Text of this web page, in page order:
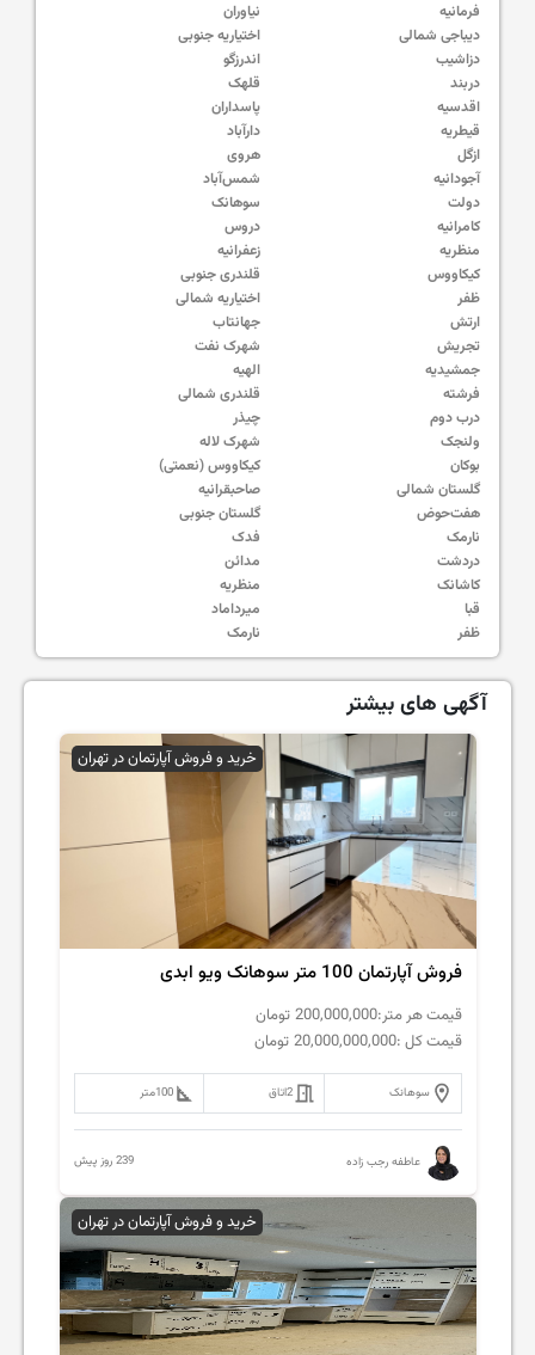
فرمانیه
نیاوران
دیباجی شمالی
اختیاریه جنوبی
دزاشیب
اندرزگو
دربند
قلهک
اقدسیه
پاسداران
قیطریه
دارآباد
ازگل
هروی
آجودانیه
شمس‌آباد
دولت
سوهانک
کامرانیه
دروس
منظریه
زعفرانیه
کیکاووس
قلندری جنوبی
ظفر
اختیاریه شمالی
ارتش
جهانتاب
تجریش
شهرک نفت
جمشیدیه
الهیه
فرشته
قلندری شمالی
درب دوم
چیذر
ولنجک
شهرک لاله
بوکان
کیکاووس (نعمتی)
گلستان شمالی
صاحبقرانیه
هفت‌حوض
گلستان جنوبی
نارمک
فدک
دردشت
مدائن
کاشانک
منظریه
قبا
میرداماد
ظفر
نارمک
آگهی های بیشتر
خرید و فروش آپارتمان در تهران
فروش آپارتمان 100 متر سوهانک ویو ابدی
قیمت هر متر:200,000,000 تومان
قیمت کل :20,000,000,000 تومان
سوهانک 2اتاق 100متر
عاطفه رجب زاده 239 روز پیش
خرید و فروش آپارتمان در تهران